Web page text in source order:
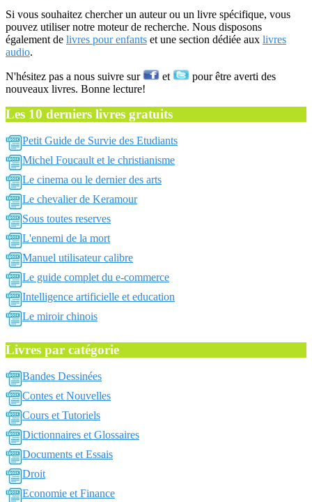
Si vous souhaitez chercher un auteur ou un livre spécifique, vous
pouvez utiliser notre moteur de recherche. Nous disposons
également de livres pour enfants et une section dédiée aux livres
audio.
N'hésitez pas a nous suivre sur et
pour être averti des
nouveaux livres. Bonne lecture!
Les 10 derniers livres gratuits
Petit Guide de Survie des Etudiants
Michel Foucault et le christianisme
Le cinema ou le dernier des arts
Le chevalier de Keramour
Sous toutes reserves
L'ennemi de la mort
Manuel utilisateur calibre
Le guide complet du e-commerce
Intelligence artificielle et education
Le miroir chinois
Livres par catégorie
Bandes Dessinées
Contes et Nouvelles
Cours et Tutoriels
Dictionnaires et Glossaires
Documents et Essais
Droit
Economie et Finance